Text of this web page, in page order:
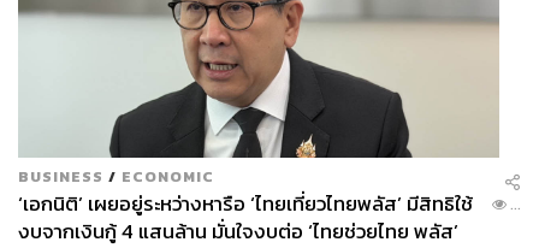
ABOUT THE AUTHOR
THE STANDARD TEAM
BUSINESS / ECONOMIC
‘เอกนิติ’ เผยอยู่ระหว่างหารือ ‘ไทยเที่ยวไทยพลัส’ มีสิทธิใช้
งบจากเงินกู้ 4 แสนล้าน มั่นใจงบต่อ ‘ไทยช่วยไทย พลัส’
...